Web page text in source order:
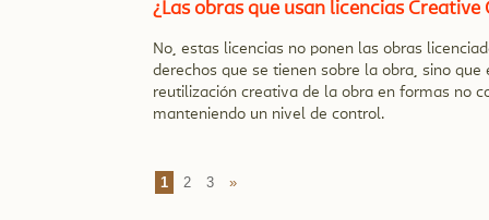
¿Las obras que usan licencias
No, estas licencias no ponen las obras
derechos que se tienen sobre la obra, sino
reutilización creativa de la obra en formas no
manteniendo un nivel de control.
1 2 3 »